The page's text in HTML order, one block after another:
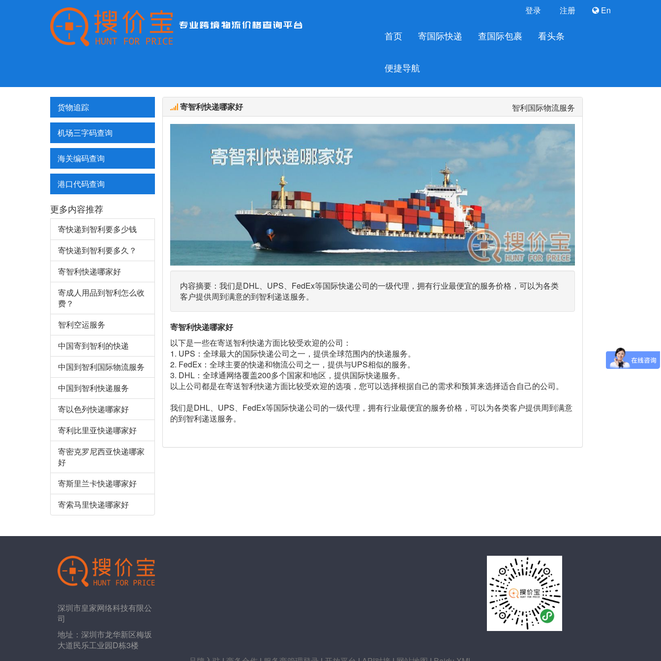
登录 注册 En
首页 寄国际快递 查国际包裹 看头条
便捷导航
货物追踪
机场三字码查询
海关编码查询
港口代码查询
更多内容推荐
寄快递到智利要多少钱
寄快递到智利要多久？
寄智利快递哪家好
寄成人用品到智利怎么收
费？
智利空运服务
中国寄到智利的快递
中国到智利国际物流服务
中国到智利快递服务
寄以色列快递哪家好
寄利比里亚快递哪家好
寄密克罗尼西亚快递哪家
好
寄斯里兰卡快递哪家好
寄索马里快递哪家好
智利国际物流服务
寄智利快递哪家好
内容摘要：我们是DHL、UPS、FedEx等国际快递公司的一级代理，拥有行业最便宜的服务价格，可以为各类
客户提供周到满意的到智利递送服务。
寄智利快递哪家好
以下是一些在寄送智利快递方面比较受欢迎的公司：
1. UPS：全球最大的国际快递公司之一，提供全球范围内的快递服务。
2. FedEx：全球主要的快递和物流公司之一，提供与UPS相似的服务。
3. DHL：全球通网络覆盖200多个国家和地区，提供国际快递服务。
以上公司都是在寄送智利快递方面比较受欢迎的选项，您可以选择根据自己的需求和预算来选择适合自己的公司。
我们是DHL、UPS、FedEx等国际快递公司的一级代理，拥有行业最便宜的服务价格，可以为各类客户提供周到满意
的到智利递送服务。
深圳市皇家网络科技有限公
司
地址：深圳市龙华新区梅坂
大道民乐工业园D栋3楼